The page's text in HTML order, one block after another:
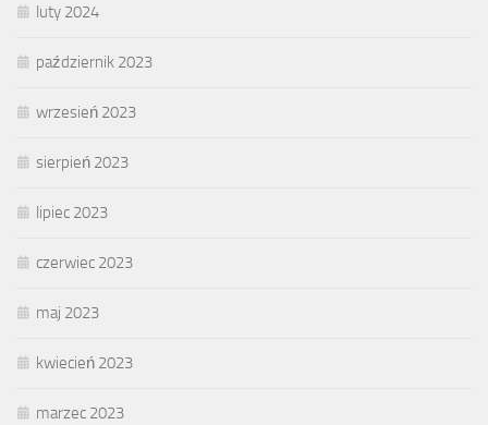
luty 2024
październik 2023
wrzesień 2023
sierpień 2023
lipiec 2023
czerwiec 2023
maj 2023
kwiecień 2023
marzec 2023